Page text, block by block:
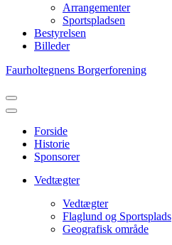
Arrangementer
Sportspladsen
Bestyrelsen
Billeder
Faurholtegnens Borgerforening
Navigation
menu
Navigation
Forside
Historie
Sponsorer
Vedtægter
Vedtægter
Flaglund og Sportsplads
Geografisk område